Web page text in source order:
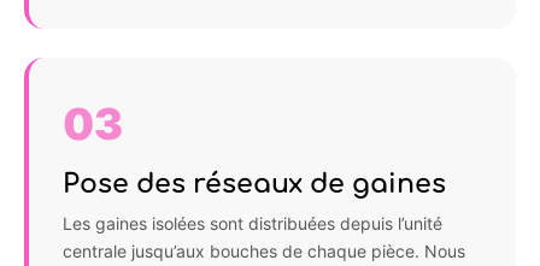
03
Pose des réseaux de gaines
Les gaines isolées sont distribuées depuis l’unité
centrale jusqu’aux bouches de chaque pièce. Nous